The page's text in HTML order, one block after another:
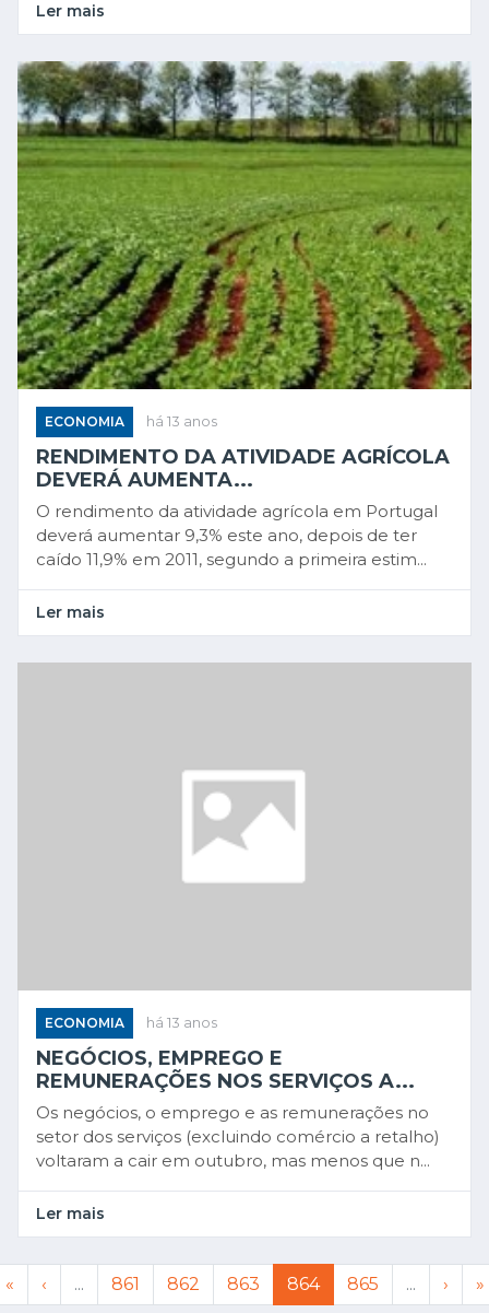
Ler mais
ECONOMIA há 13 anos
RENDIMENTO DA ATIVIDADE AGRÍCOLA
DEVERÁ AUMENTA...
O rendimento da atividade agrícola em Portugal
deverá aumentar 9,3% este ano, depois de ter
caído 11,9% em 2011, segundo a primeira estim...
Ler mais
ECONOMIA há 13 anos
NEGÓCIOS, EMPREGO E
REMUNERAÇÕES NOS SERVIÇOS A...
Os negócios, o emprego e as remunerações no
setor dos serviços (excluindo comércio a retalho)
voltaram a cair em outubro, mas menos que n...
Ler mais
« ‹ ... 861 862 863 864 865 ... › »